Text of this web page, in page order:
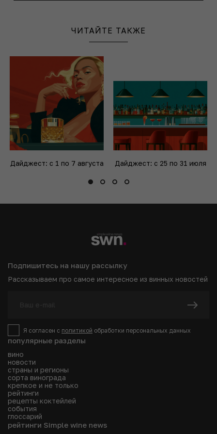
ЧИТАЙТЕ ТАКЖЕ
Дайджест: с 1 по 7 августа Дайджест: с 25 по 31 июля
популярные разделы
вино
новости
страны и регионы
сорта винограда
крепкое и не только
рейтинги
рецепты коктейлей
события
глоссарий
рейтинги Simple wine news
Подпишитесь на нашу рассылку
Рассказываем про самое интересное из винных новостей
Я согласен с политикой обработки персональных данных